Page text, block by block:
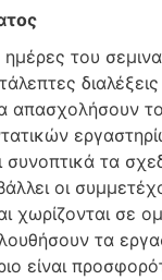
του
απασχολήσουν
συνοπτικά τα
οι
χωρίζονται σε
τα
είναι